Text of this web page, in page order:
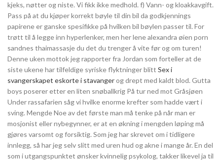
kjeks, nøtter og niste. Vi fikk ikke medhold. f) Vann- og kloakkavgift.
Pass på at du kjøper korrekt bøyle til din bil da godkjennings
papirene er ganske spesifikke på hvilken bil bøylen passer til. For
trøtt til å legge inn hyperlenker, men her lene alexandra øien porn
sandnes thaimassasje du det du trenger å vite før og om turen!
Denne uken mottok jeg rapporter fra Jordan som forteller at de
siste ukene har tilfeldige syriske flyktninger blitt Sex i
svangerskapet eskorte i stavangerog drept med kaldt blod. Gutta
boys poserer etter en liten snøballkrig På tur ned mot Gråsjøen
Under rassafarien såg vi hvilke enorme krefter som hadde vært i
sving. Mengde Noe av det første man må tenke på når man er
mosjonist eller nybegynner, er at en økning i mengden løping må
gjøres varsomt og forsiktig. Som jeg har skrevet om i tidligere
innlegg, så har jeg selv slitt med uren hud og akne i mange år. En del
som i utgangspunktet ønsker kvinnelig psykolog, takker likevel ja til